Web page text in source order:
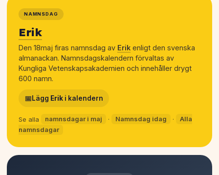
NAMNSDAG
Erik
Den 18maj firas namnsdag av Erik enligt den svenska
almanackan. Namnsdagskalendern förvaltas av
Kungliga Vetenskapsakademien och innehåller drygt
600 namn.
📅Lägg Erik i kalendern
Se alla namnsdagar i maj · Namnsdag idag ·
Alla
namnsdagar